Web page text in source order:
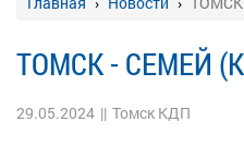
ТОМСК - СЕМЕЙ
29.05.2024 || Томск КДП